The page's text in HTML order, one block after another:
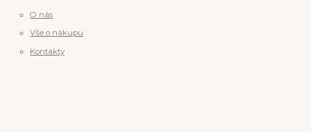
O nás
Vše o nákupu
Kontakty